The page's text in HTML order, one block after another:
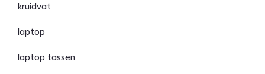
kruidvat
laptop
laptop tassen